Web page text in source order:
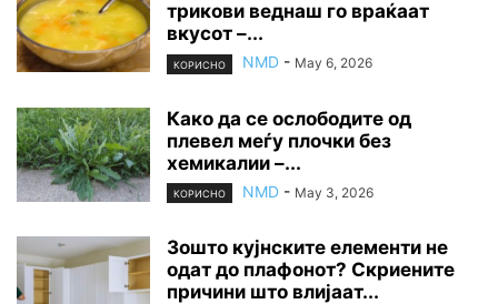
трикови веднаш го враќаат
вкусот –...
КОРИСНО NMD - May 6, 2026
Како да се ослободите од
плевел меѓу плочки без
хемикалии –...
КОРИСНО NMD - May 3, 2026
Зошто кујнските елементи не
одат до плафонот? Скриените
причини што влијаат...